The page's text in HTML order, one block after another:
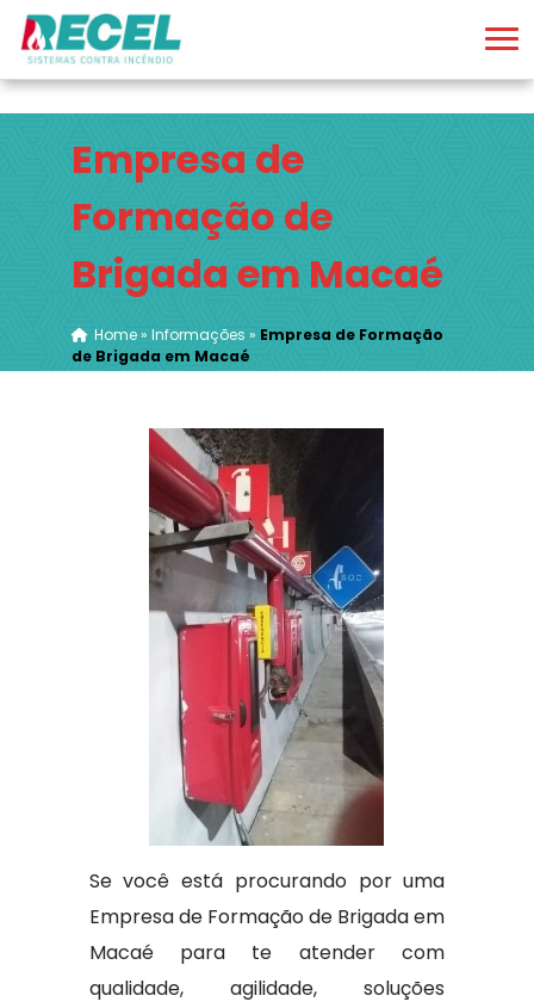
Empresa de
Formação de
Brigada em Macaé
Home» Informações » Empresa de Formação
de Brigada em Macaé
Se você está procurando por uma
Empresa de Formação de Brigada em
Macaé para te atender com
qualidade, agilidade, soluções